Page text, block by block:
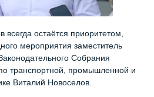
всегда остаётся приоритетом,
мероприятия заместитель
Собрания
транспортной, промышленной и
Виталий Новоселов.